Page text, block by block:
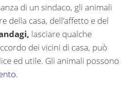
di un sindaco, gli animali
della casa, dell’affetto e del
lasciare qualche
dei vicini di casa, può
ed utile. Gli animali possono
.